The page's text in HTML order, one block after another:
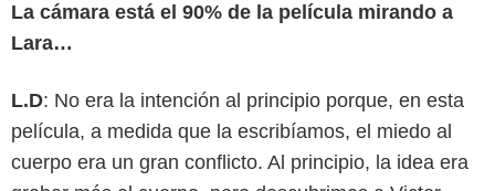
La cámara está el 90% de la película mirando a
Lara…
L.D: No era la intención al principio porque, en esta
película, a medida que la escribíamos, el miedo al
cuerpo era un gran conflicto. Al principio, la idea era